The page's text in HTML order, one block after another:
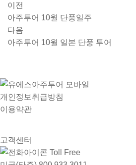
이전
아주투어 10월 단풍일주
다음
아주투어 10월 일본 단풍 투어
개인정보취급방침
이용약관
고객센터
Toll Free